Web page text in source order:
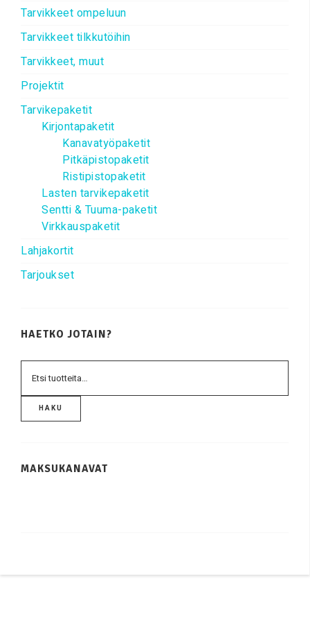
Tarvikkeet ompeluun
Tarvikkeet tilkkutöihin
Tarvikkeet, muut
Projektit
Tarvikepaketit
Kirjontapaketit
Kanavatyöpaketit
Pitkäpistopaketit
Ristipistopaketit
Lasten tarvikepaketit
Sentti & Tuuma-paketit
Virkkauspaketit
Lahjakortit
Tarjoukset
HAETKO JOTAIN?
HAKU
MAKSUKANAVAT